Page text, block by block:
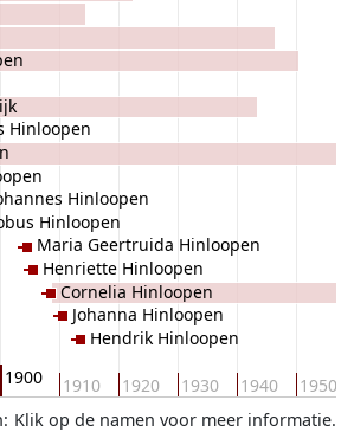
1900 1910 1920 1930 1940 1950
Hinloopen
Hinloopen
Hinloopen
Maria Geertruida Hinloopen
Henriette Hinloopen
Cornelia Hinloopen
Johanna Hinloopen
Hendrik Hinloopen
Klik op de namen voor meer informatie.